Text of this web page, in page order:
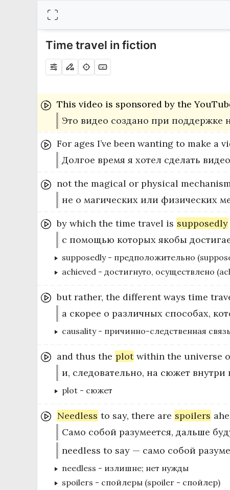
Time travel in fiction
This video is sponsored by the
Это видео создано при поддержке
For ages I’ve been wanting to make a
Долгое время я хотел сделать
not the magical or physical
не о магических или физических
by which the time travel is supposedly
с помощью которых якобы
supposedly - предположительно
achieved - достигнуто, осуществлено
but rather, the different ways time
а скорее о различных способах,
causality - причинно-следственная связь
and thus the plot within the universe
и, следовательно, на сюжет
plot - сюжет
Needless to say, there are spoilers
Само собой разумеется, дальше
needless to say — само собой
needless - излишне; нет нужды
spoilers - спойлеры (spoiler - спойлер)